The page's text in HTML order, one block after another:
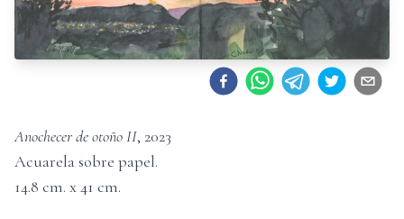
Anochecer de otoño II, 2023
Acuarela sobre papel.
14.8 cm. x41 cm.